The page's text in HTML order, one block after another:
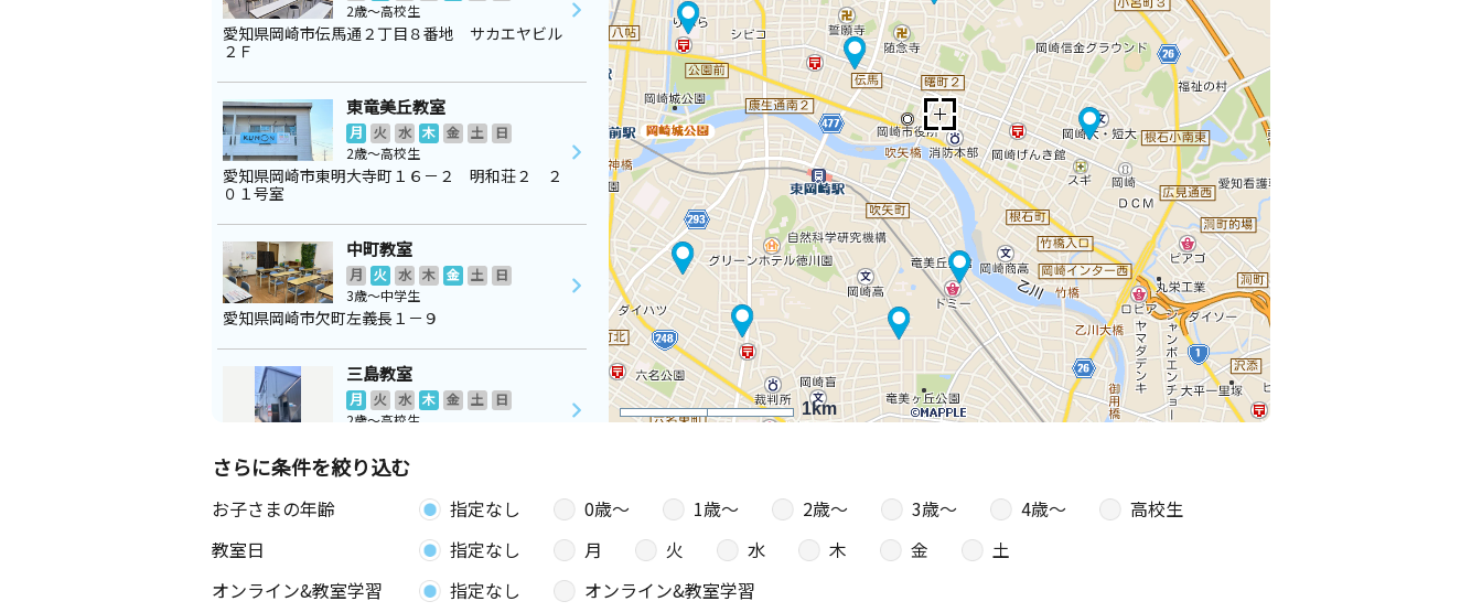
1km
2歳～高校生
愛知県岡崎市伝馬通２丁目８番地 サカエヤビル
２Ｆ
東竜美丘教室
月 火 水 木 金 土
日
2歳～高校生
愛知県岡崎市東明大寺町１６－２ 明和荘２ ２
０１号室
中町教室
月 火 水 木 金 土
日
3歳～中学生
愛知県岡崎市欠町左義長１－９
三島教室
月 火 水 木 金 土
日
2歳～高校生
木 金 土 日
0歳～高校生
さらに条件を絞り込む
お子さまの年齢 指定なし 0歳〜 1歳〜 2歳〜 3歳〜 4歳〜
高校生
教室日
指定なし 月 火 水 木 金
土
オンライン&教室学習
指定なし オンライン&教室学習